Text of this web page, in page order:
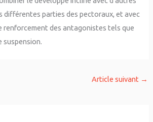
différentes parties des pectoraux, et avec
renforcement des antagonistes tels que
suspension.
Article suivant →